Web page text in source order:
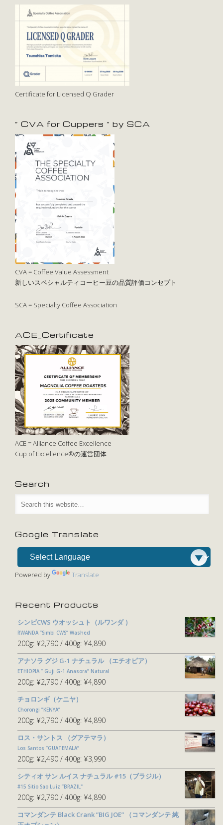
Certificate for Licensed Q Grader
” CVA for Cuppers ” by SCA
CVA = Coffee Value Assessment
新しいスペシャルティコーヒー豆の品質評価コンセプト
SCA = Specialty Coffee Association
ACE_Certificate
ACE = Alliance Coffee Excellence
Cup of Excellence®の運営団体
Search
Google Translate
Powered by Translate
Recent Products
シンビCWS ウオッシュト（ルワンダ ）
RWANDA ”Simbi CWS” Washed
200g: ¥2,790 400g: ¥4,890
アナソラ グジ G-1 ナチュラル （エチオピア）
ETHIOPIA ” Guji G-1 Anasora” Natural
200g: ¥2,790 400g: ¥4,890
チョロンギ（ケニヤ）
Chorongi ”KENYA”
200g: ¥2,790 400g: ¥4,890
ロス・サントス （グアテマラ）
Los Santos ”GUATEMALA”
200g: ¥2,490 400g: ¥3,990
シティオ サン ルイス ナチュラル #15（ブラジル）
#15 Sitio Sao Luiz ”BRAZIL"
200g: ¥2,790 400g: ¥4,890
コマンダンテ Black Crank ”BIG JOE” （コマンダンテ 純